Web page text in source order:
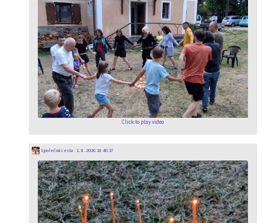
Click to play video
Společná cesta: 1. 8. 2026 18:40:37